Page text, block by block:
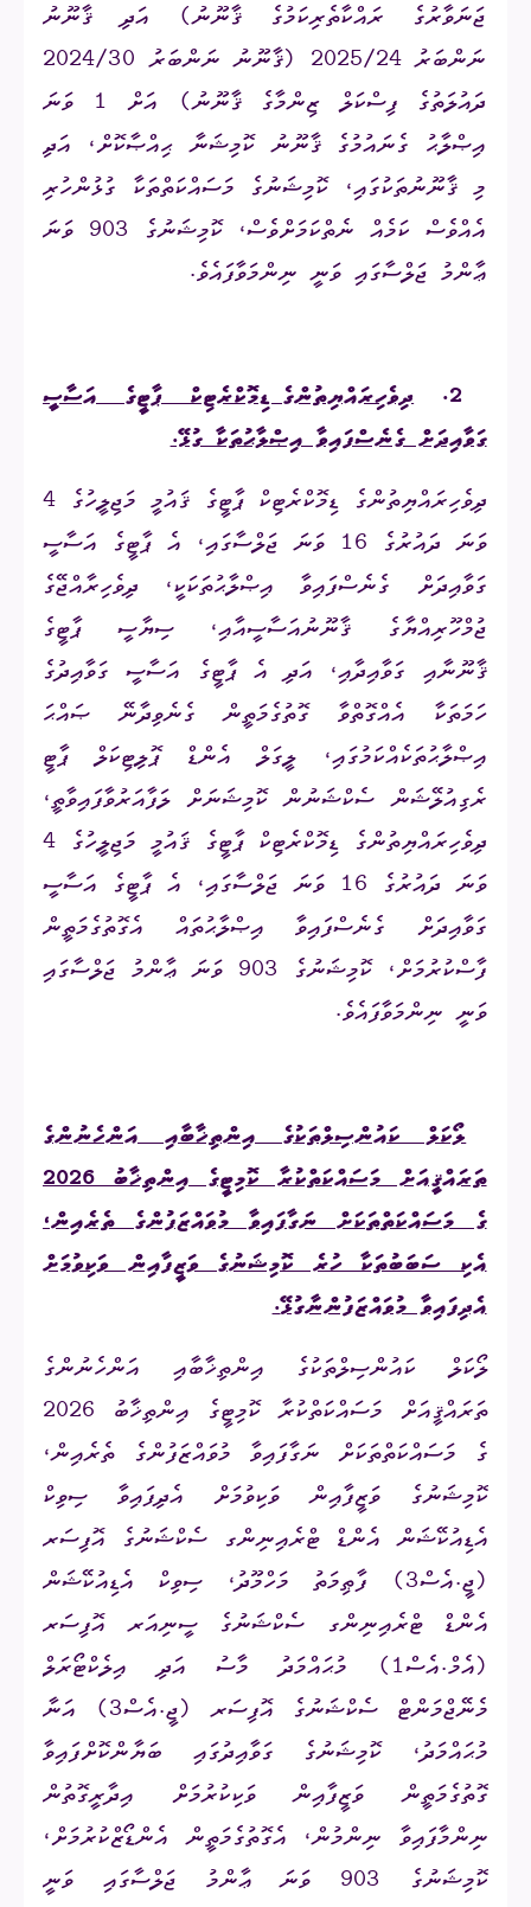
ޖަނަވާރުގެ ރައްކާތެރިކަމުގެ ޤާނޫނު) އަދި ޤާނޫނު
ނަންބަރު 2025/24 (ޤާނޫނު ނަންބަރު 2024/30
ދައުލަތުގެ ފިސްކަލް ޒިންމާގެ ޤާނޫނު) އަށް 1 ވަނަ
އިޞްލާޙު ގެނައުމުގެ ޤާނޫނު ކޮމިޝަނާ ޙިއްޞާކޮށް، އަދި
މި ޤާނޫނުތަކުގައި، ކޮމިޝަނުގެ މަސައްކަތްތަކާ ގުޅުންހުރި
އެއްވެސް ކަމެއް ނެތްކަމަށްވެސް، ކޮމިޝަނުގެ 903 ވަނަ
ޢާންމު ޖަލްސާގައި ވަނީ ނިންމަވާފައެވެ.
ދިވެހިރައްޔިތުންގެ ޑިމޮކްރެޓިކް ޕާޓީގެ އަސާސީ
ގަވާއިދަށް ގެނެސްފައިވާ އިޞްލާޙުތަކާ ގުޅޭ.
ދިވެހިރައްޔިތުންގެ ޑިމޮކްރެޓިކް ޕާޓީގެ ޤައުމީ މަޖިލީހުގެ 4
ވަނަ ދައުރުގެ 16 ވަނަ ޖަލްސާގައި، އެ ޕާޓީގެ އަސާސީ
ގަވާއިދަށް ގެނެސްފައިވާ އިޞްލާޙުތަކަކީ، ދިވެހިރާއްޖޭގެ
ޖުމްހޫރިއްޔާގެ ޤާނޫނުއަސާސީއާއި، ސިޔާސީ ޕާޓީގެ
ޤާނޫނާއި ގަވާއިދާއި، އަދި އެ ޕާޓީގެ އަސާސީ ގަވާއިދުގެ
ހަމަތަކާ އެއްގޮތްވާ ގޮތުގެމަތީން ގެނެވިދާނޭ ޞައްޙަ
އިޞްލާޙުތަކެއްކަމުގައި، ލީގަލް އެންޑް ޕޮލިޓިކަލް ޕާޓީ
ރެގިއުލޭޝަން ސެކްޝަނުން ކޮމިޝަނަށް ލަފާއަރުވާފައިވާތީ،
ދިވެހިރައްޔިތުންގެ ޑިމޮކްރެޓިކް ޕާޓީގެ ޤައުމީ މަޖިލީހުގެ 4
ވަނަ ދައުރުގެ 16 ވަނަ ޖަލްސާގައި، އެ ޕާޓީގެ އަސާސީ
ގަވާއިދަށް ގެނެސްފައިވާ އިޞްލާޙުތައް އެގޮތުގެމަތީން
ފާސްކުރުމަށް، ކޮމިޝަނުގެ 903 ވަނަ ޢާންމު ޖަލްސާގައި
ވަނީ ނިންމަވާފައެވެ.
ލޯކަލް ކައުންސިލްތަކުގެ އިންތިޚާބާއި އަންހެނުންގެ
ތަރައްޤީއަށް މަސައްކަތްކުރާ ކޮމިޓީގެ އިންތިޚާބު 2026
ގެ މަސައްކަތްތަކަށް ނަގާފައިވާ މުވައްޒަފުންގެ ތެރެއިން،
އެކި ސަބަބުތަކާ ހުރެ ކޮމިޝަނުގެ ވަޒީފާއިން ވަކިވުމަށް
އެދިފައިވާ މުވައްޒަފުންނާގުޅޭ.
ލޯކަލް ކައުންސިލްތަކުގެ އިންތިޚާބާއި އަންހެނުންގެ
ތަރައްޤީއަށް މަސައްކަތްކުރާ ކޮމިޓީގެ އިންތިޚާބު 2026
ގެ މަސައްކަތްތަކަށް ނަގާފައިވާ މުވައްޒަފުންގެ ތެރެއިން،
ކޮމިޝަނުގެ ވަޒީފާއިން ވަކިވުމަށް އެދިފައިވާ ސިވިކް
އެޑިއުކޭޝަން އެންޑް ޓްރެއިނިންގ ސެކްޝަނުގެ އޮފިސަރ
(ޖީ.އެސް3) ފާޠިމަތު މަހްމޫދު، ސިވިކް އެޑިއުކޭޝަން
އެންޑް ޓްރެއިނިންގ ސެކްޝަނުގެ ސީނިއަރ އޮފިސަރ
(އެމް.އެސް1) މުޙައްމަދު މާސު އަދި އިލެކްޓޯރަލް
މެނޭޖްމަންޓް ސެކްޝަނުގެ އޮފިސަރ (ޖީ.އެސް3) އަނާ
މުޙައްމަދު، ކޮމިޝަނުގެ ގަވާއިދުގައި ބަޔާންކޮށްފައިވާ
ގޮތުގެމަތީން ވަޒީފާއިން ވަކިކުރުމަށް އިދާރީގޮތުން
ނިންމާފައިވާ ނިންމުން، އެގޮތުގެމަތީން އެންޑޯޒްކުރުމަށް،
ކޮމިޝަނުގެ 903 ވަނަ ޢާންމު ޖަލްސާގައި ވަނީ